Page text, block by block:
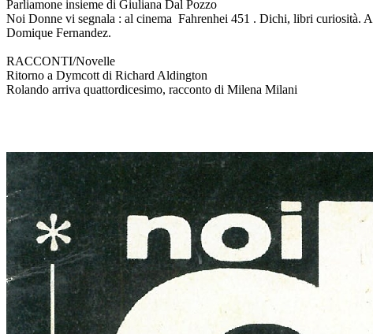
Parliamone insieme di Giuliana Dal Pozzo
Noi Donne vi segnala : al cinema Fahrenhei 451 . Dichi, libri curiosità.
Domique Fernandez.
RACCONTI/Novelle
Ritorno a Dymcott di Richard Aldington
Rolando arriva quattordicesimo, racconto di Milena Milani